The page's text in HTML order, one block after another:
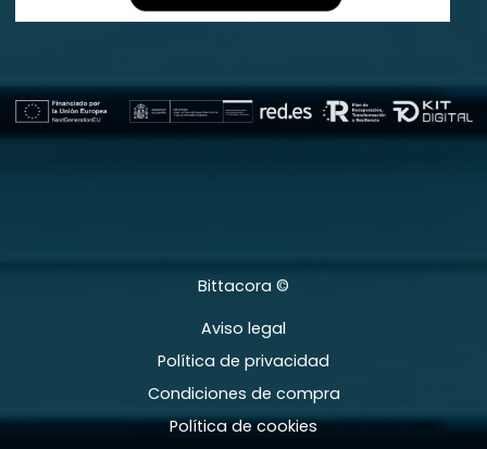
Bittacora ©
Aviso legal
Política de privacidad
Condiciones de compra
Política de cookies